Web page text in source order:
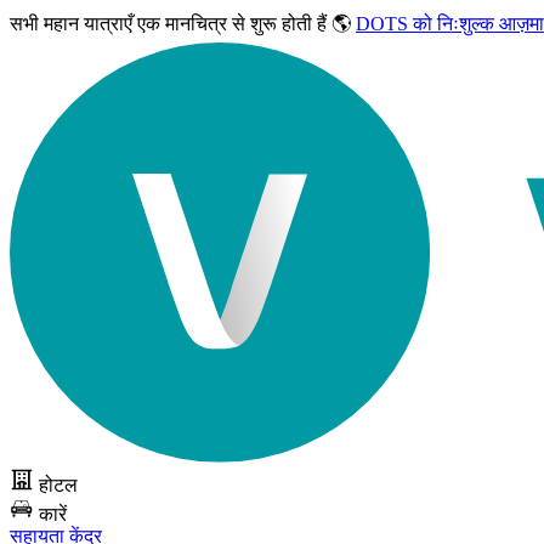
सभी महान यात्राएँएक मानचित्र से शुरू होती हैं 🌎 DOTS को निःशुल्क
होटल
कारें
सहायता केंद्र